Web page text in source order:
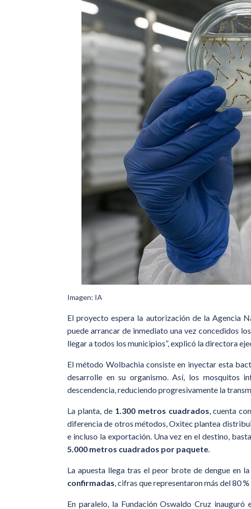
Imagen: IA
El proyecto espera la autorización de la Agencia
puede arrancar de inmediato una vez concedidos
llegar a todos los municipios”, explicó la directora
El método Wolbachia consiste en inyectar esta
desarrolle en su organismo. Así, los mosquitos
descendencia, reduciendo progresivamente la
La planta, de 1.300 metros cuadrados, cuenta
diferencia de otros métodos, Oxitec plantea
e incluso la exportación. Una vez en el destino,
5.000 metros cuadrados por paquete.
La apuesta llega tras el peor brote de dengue en
confirmadas, cifras que representaron más del 80
En paralelo, la Fundación Oswaldo Cruz